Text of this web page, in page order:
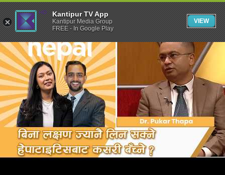
समाचार
राजनीति
Kantipur TV App
Kantipur Media Group
FREE - In Google Play
VIEW